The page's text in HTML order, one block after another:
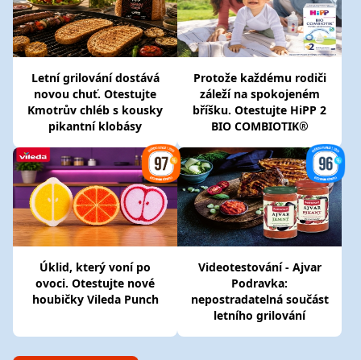
Letní grilování dostává
novou chuť. Otestujte
Kmotrův chléb s kousky
pikantní klobásy
Protože každému rodiči
záleží na spokojeném
bříšku. Otestujte HiPP 2
BIO COMBIOTIK®
Úklid, který voní po
ovoci. Otestujte nové
houbičky Vileda Punch
Videotestování - Ajvar
Podravka:
nepostradatelná součást
letního grilování